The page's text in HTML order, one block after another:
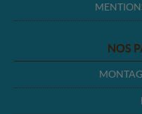
NOS